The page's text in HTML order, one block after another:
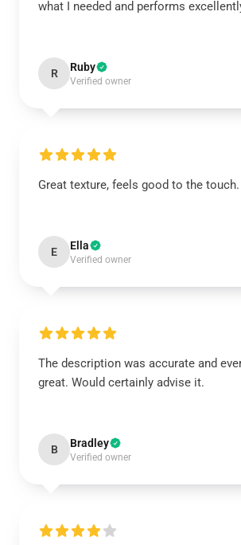
what I needed and performs
R Ruby
Verified owner
Great texture, feels good to the touch.
E Ella
Verified owner
The description was accurate and
great. Would certainly advise it.
B Bradley
Verified owner